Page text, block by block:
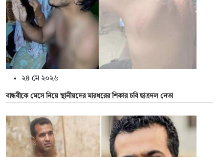
২৪ মে ২০২৬
বান্ধবীকে মেসে নিয়ে স্থানীয়দের মারধরের শিকার চবি ছাত্রদল নেতা